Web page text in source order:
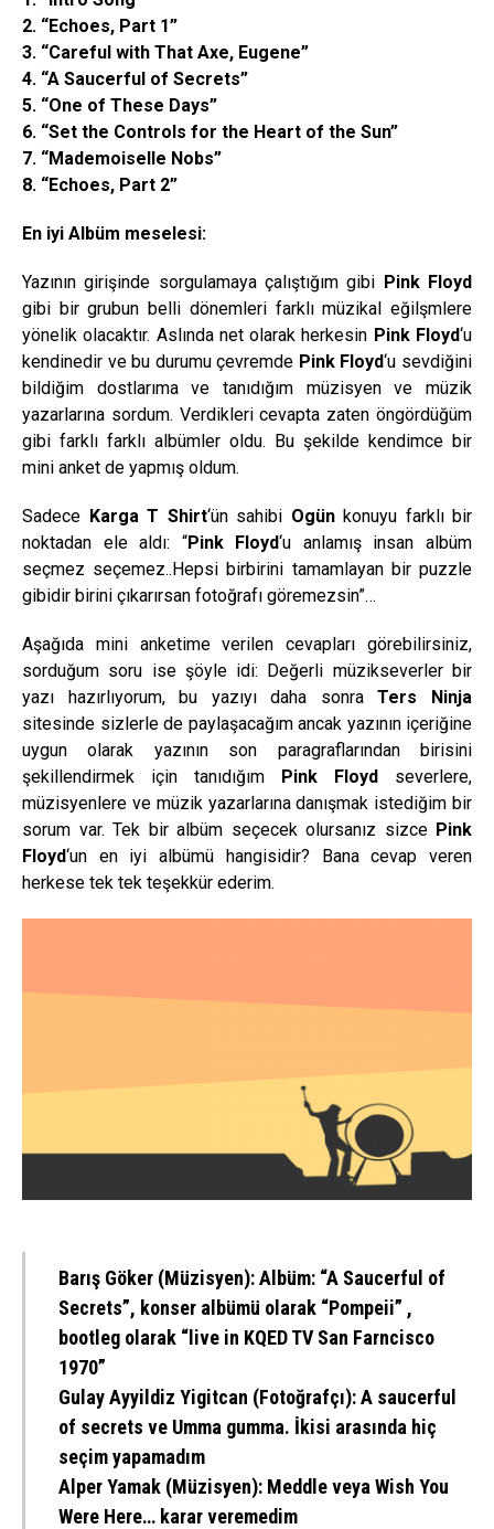
2. “Echoes, Part 1”
3. “Careful with That Axe, Eugene”
4. “A Saucerful of Secrets”
5. “One of These Days”
6. “Set the Controls for the Heart of the Sun”
7. “Mademoiselle Nobs”
8. “Echoes, Part 2”
En iyi Albüm meselesi:
Yazının girişinde sorgulamaya çalıştığım gibi Pink Floyd
gibi bir grubun belli dönemleri farklı müzikal eğilşmlere
yönelik olacaktır. Aslında net olarak herkesin Pink Floyd‘u
kendinedir ve bu durumu çevremde Pink Floyd‘u sevdiğini
bildiğim dostlarıma ve tanıdığım müzisyen ve müzik
yazarlarına sordum. Verdikleri cevapta zaten öngördüğüm
gibi farklı farklı albümler oldu. Bu şekilde kendimce bir
mini anket de yapmış oldum.
Sadece Karga T Shirt‘ün sahibi Ogünkonuyu farklı bir
noktadan ele aldı: “Pink Floyd‘u anlamış insan albüm
seçmez seçemez..Hepsi birbirini tamamlayan bir puzzle
gibidir birini çıkarırsan fotoğrafı göremezsin”…
Aşağıda mini anketime verilen cevapları görebilirsiniz,
sorduğum soru ise şöyle idi: Değerli müzikseverler bir
yazı hazırlıyorum, bu yazıyı daha sonraTers Ninja
sitesinde sizlerle de paylaşacağım ancak yazının içeriğine
uygun olarak yazının son paragraflarından birisini
şekillendirmek için tanıdığım
Pink Floyd
severlere,
müzisyenlere ve müzik yazarlarına danışmak istediğim bir
sorum var. Tek bir albüm seçecek olursanız sizce Pink
Floyd‘un en iyi albümü hangisidir? Bana cevap veren
herkese tek tek teşekkür ederim.
Barış Göker (Müzisyen): Albüm: “A Saucerful of
Secrets”, konser albümü olarak “Pompeii” ,
bootleg olarak “live in KQED TV San Farncisco
1970”
Gulay Ayyildiz Yigitcan (Fotoğrafçı): A saucerful
of secrets ve Umma gumma. İkisi arasında hiç
seçim yapamadım
Alper Yamak (Müzisyen): Meddle veya Wish You
Were Here… karar veremedim